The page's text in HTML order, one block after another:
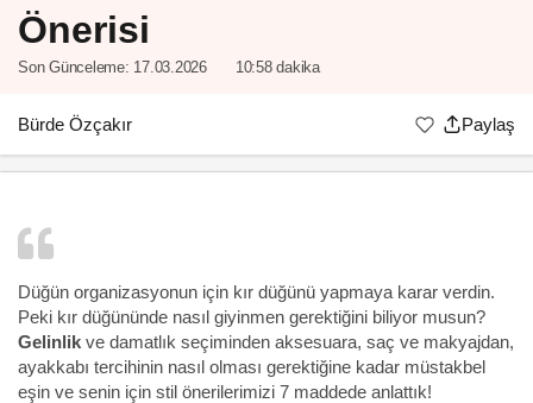
Önerisi
Son Günceleme: 17.03.2026 10:58 dakika
Bürde Özçakır Paylaş
Düğün organizasyonun için kır düğünü yapmaya karar verdin.
Peki kır düğününde nasıl giyinmen gerektiğini biliyor musun?
Gelinlik ve damatlık seçiminden aksesuara, saç ve makyajdan,
ayakkabı tercihinin nasıl olması gerektiğine kadar müstakbel
eşin ve senin için stil önerilerimizi 7 maddede anlattık!